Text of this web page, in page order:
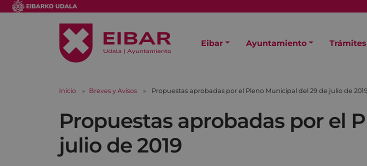
Eibar Ayuntamiento
Inicio Breves y Avisos Propuestas aprobadas por el Pleno Municipal del 29 de julio de 2019
Propuestas aprobadas por el
julio de 2019